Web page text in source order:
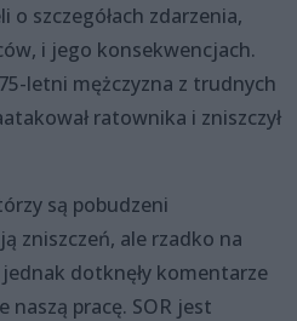
o szczegółach zdarzenia,
i jego konsekwencjach.
letni mężczyzna z trudnych
ratownika i zniszczył
są pobudzeni
zniszczeń, ale rzadko na
dotknęły komentarze
naszą pracę. SOR jest